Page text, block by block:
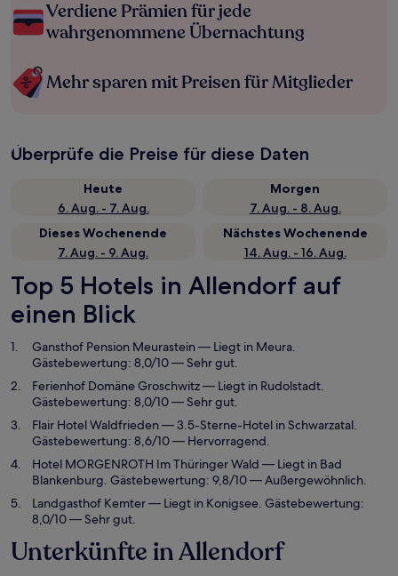
Verdiene Prämien für jede
wahrgenommene Übernachtung
Mehr sparen mit Preisen für Mitglieder
Überprüfe die Preise für diese Daten
Heute
6. Aug. - 7. Aug.
Morgen
7. Aug. - 8. Aug.
Dieses Wochenende
7. Aug. - 9. Aug.
Nächstes Wochenende
14. Aug. - 16. Aug.
Top 5 Hotels in Allendorf auf
einen Blick
Gansthof Pension Meurastein— Liegt in Meura.
Gästebewertung: 8,0/10 — Sehr gut.
Ferienhof Domäne Groschwitz— Liegt in Rudolstadt.
Gästebewertung: 8,0/10 — Sehr gut.
Flair Hotel Waldfrieden— 3.5-Sterne-Hotel in Schwarzatal.
Gästebewertung: 8,6/10 — Hervorragend.
Hotel MORGENROTH Im Thüringer Wald — Liegt in Bad
Blankenburg. Gästebewertung: 9,8/10 — Außergewöhnlich.
Landgasthof Kemter— Liegt in Konigsee. Gästebewertung:
8,0/10 — Sehr gut.
Unterkünfte in Allendorf